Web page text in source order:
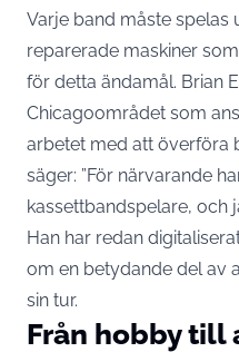
Varje band måste spelas
reparerade maskiner
för detta ändamål. Brian
Chicagoområdet som
arbetet med att överföra
säger: ”För närvarande
kassettbandspelare, och
Han har redan
om en betydande del av
sin tur.
Från hobby till